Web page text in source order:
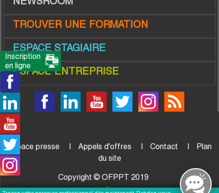
TROUVER UNE FORMATION
ESPACE STAGIAIRE
ESPACE ENTREPRISE
Espace presse Appels d'offres Contact
Plan
du site
Copyright © OFPPT 2019
Inscription
en ligne